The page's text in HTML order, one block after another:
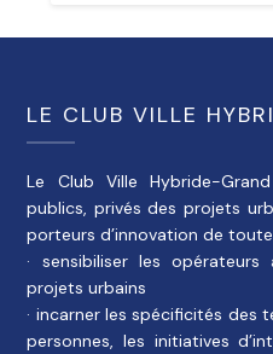
LE CLUB VILLE
Le Club Ville Hybride-
publics, privés des projets
porteurs d’innovation de
· sensibiliser les
projets urbains
· incarner les spécificités des
personnes, les initiatives